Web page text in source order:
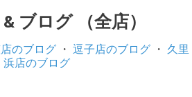
ブログ （全店）
のブログ ・ 逗子店のブログ ・ 久里
浜店のブログ